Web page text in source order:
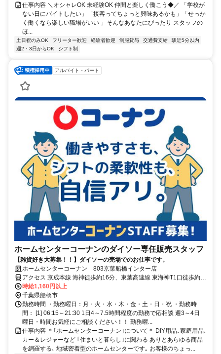
仕事内容 ＼オシャレOK 未経験OK 仲間と楽しく働こう◆／ 「学校が
ない日にバイトしたい」「接客ってちょっと興味あるかも」「せっか
く働くなら楽しい職場がいい 」そんなあなたにぴったり スタッフの
ほ...
土日祝のみOK フリーター歓迎 経験者歓迎 制服貸与 交通費支給
駅近5分以内
週2・3日からOK
シフト制
アルバイト・パート
ホームセンターコーナンのダイソー専任販売スタッフ
【雑貨好き大募集！！】ダイソーの売場でのお仕事です。
ホームセンターコーナン 803京葉船橋インター店
アクセス 京成本線 海神徒歩約16分、東葉高速線 東海神T1口徒歩約
15分、京成本線 京成船橋西口徒歩約17分
時給1,160円以上
千葉県船橋市
勤務時間 ・勤務曜日：月・火・水・木・金・土・日・祝 ・勤務時
間： [1] 06:15～21:30 1日4～7.5時間程度の勤務で応相談 週3～4日
曜日・時間お気軽にご相談ください！！ 勤務曜...
仕事内容 ＊｢ホームセンターコーナン｣について＊ DIY用品､家庭用品､
カー＆レジャーなど ｢住まいと暮らし｣に関わる ありとあらゆる商品
を網羅する､ 地域密着型のホームセンターです｡ お客様のちょっ...